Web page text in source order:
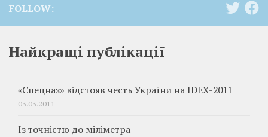
FOLLOW:
Найкращі публікації
«Спецназ» відстояв честь України на IDEX-2011
03.03.2011
Із точністю до міліметра